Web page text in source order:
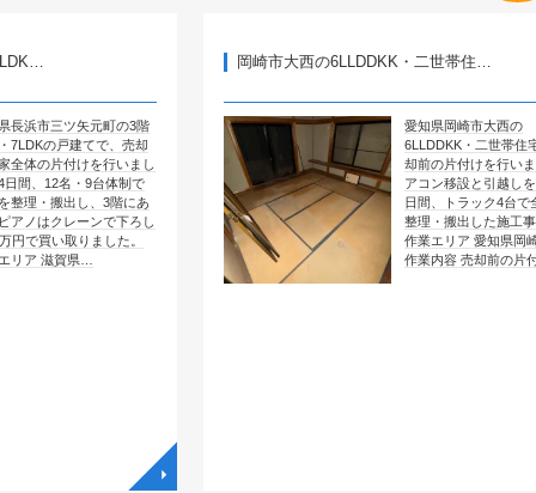
町の3階
で、売却
行いまし
台体制で
3階にあ
で下ろし
した。
岡崎市大西の6LLDDKK・二世帯住…
愛知県岡崎市大西の
6LLDDKK・二世帯住宅で、売
却前の片付けを行いました。エ
アコン移設と引越しを含めて4
日間、トラック4台で全部屋を
整理・搬出した施工事例です。
作業エリア 愛知県岡崎市大西
作業内容 売却前の片付け …